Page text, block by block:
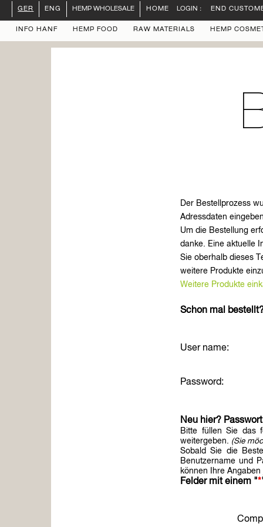
db-mysql.inc fallback-lösung ps_session Objektübergabe
Der Bestellprozess
Adressdaten
Um die Bestellung
danke. Eine aktuelle
Sie oberhalb dieses
weitere Produkte
Weitere Produkte
Schon mal
User name:
Password:
Neu hier?
Bitte füllen Sie das
weitergeben. (Sie
Sobald Sie die
Benutzername und
können Ihre
Felder mit einem "*
GER ENG HEMP WHOLESALE HOME LOGIN : END
INFO HANF HEMP FOOD RAW MATERIALS HEMP